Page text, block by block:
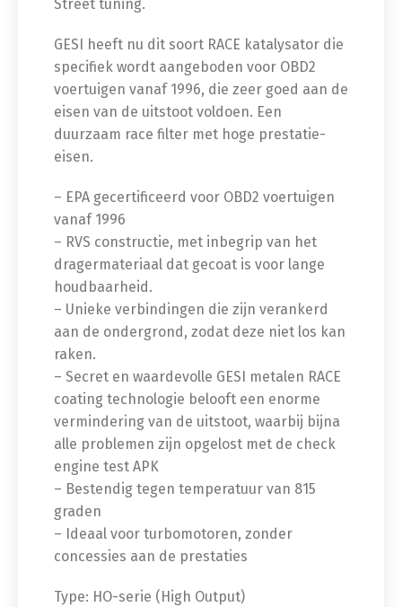
Street tuning.
GESI heeft nu dit soort RACE katalysator die
specifiek wordt aangeboden voor OBD2
voertuigen vanaf 1996, die zeer goed aan de
eisen van de uitstoot voldoen. Een
duurzaam race filter met hoge prestatie-
eisen.
– EPA gecertificeerd voor OBD2 voertuigen
vanaf 1996
– RVS constructie, met inbegrip van het
dragermateriaal dat gecoat is voor lange
houdbaarheid.
– Unieke verbindingen die zijn verankerd
aan de ondergrond, zodat deze niet los kan
raken.
– Secret en waardevolle GESI metalen RACE
coating technologie belooft een enorme
vermindering van de uitstoot, waarbij bijna
alle problemen zijn opgelost met de check
engine test APK
– Bestendig tegen temperatuur van 815
graden
– Ideaal voor turbomotoren, zonder
concessies aan de prestaties
Type: HO-serie (High Output)